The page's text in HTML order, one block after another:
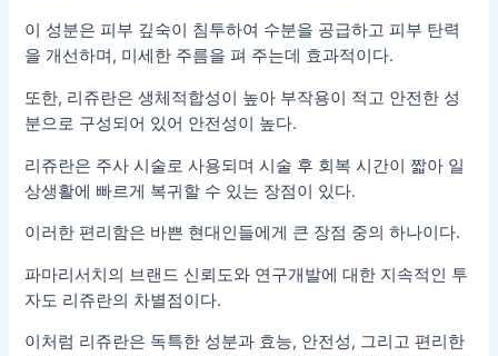
이 성분은 피부 깊숙이 침투하여 수분을 공급하고 피부 탄력
을 개선하며, 미세한 주름을 펴 주는데 효과적이다.
또한, 리쥬란은 생체적합성이 높아 부작용이 적고 안전한 성
분으로 구성되어 있어 안전성이 높다.
리쥬란은 주사 시술로 사용되며 시술 후 회복 시간이 짧아 일
상생활에 빠르게 복귀할 수 있는 장점이 있다.
이러한 편리함은 바쁜 현대인들에게 큰 장점 중의 하나이다.
파마리서치의 브랜드 신뢰도와 연구개발에 대한 지속적인 투
자도 리쥬란의 차별점이다.
이처럼 리쥬란은 독특한 성분과 효능, 안전성, 그리고 편리한